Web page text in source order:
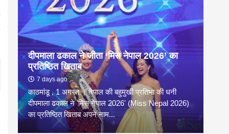
दीपमाला ढकाल ने जीता ‘मिस नेपाल 2026’ का
प्रतिष्ठित खिताब
7 days ago
काठमांडू , 1 अगस्त । नेपाल की बहुमुखी प्रतिभा की धनी
दीपमाला ढकाल ने 'मिस नेपाल 2026' (Miss Nepal 2026)
का प्रतिष्ठित खिताब अपने नाम...